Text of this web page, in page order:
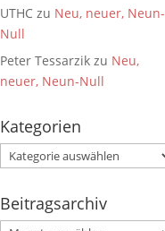
UTHC zu Neu, neuer, Neun-
Null
Peter Tessarzik zu Neu,
neuer, Neun-Null
Kategorien
Kategorien
Beitragsarchiv